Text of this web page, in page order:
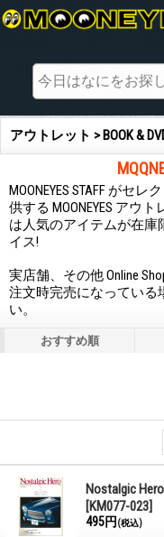
アウトレット > BOOK &
MOONEYES STAFF がセ
供する MOONEYES アウ
は人気のアイテムが在庫
イス!
実店舗、その他 Online
注文時完売になっている
い。
おすすめ順
Nostalgic
[KM077-023]
495円 (税込)